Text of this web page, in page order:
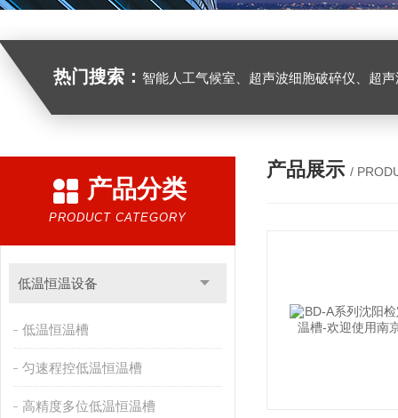
热门搜索： 智能人工气候室、超声波细胞破碎仪、超
产品分类
PRODUCT CATEGORY
低温恒温设备
低温恒温槽
匀速程控低温恒温槽
高精度多位低温恒温槽
产品展示 /